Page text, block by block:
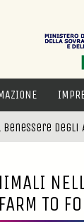
TO